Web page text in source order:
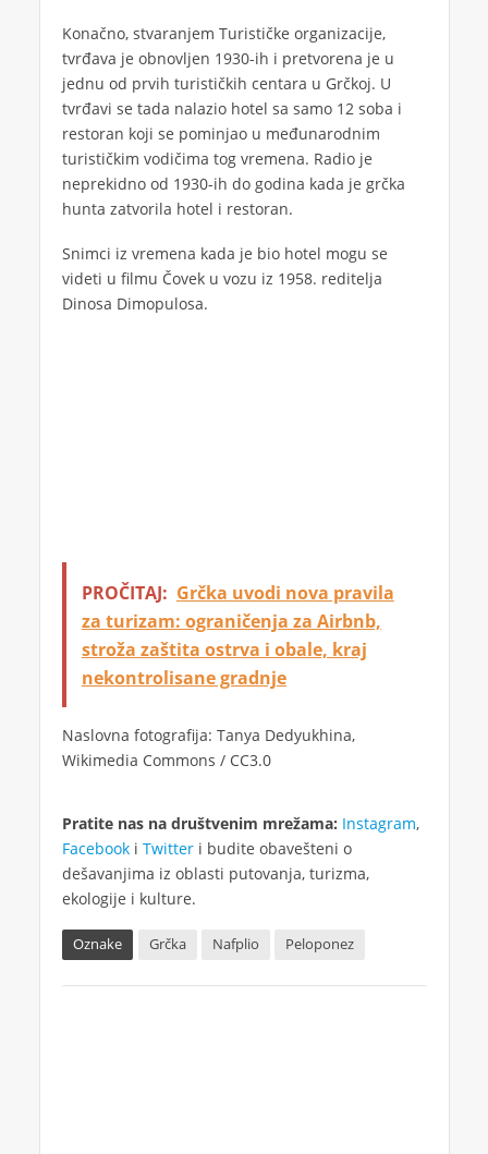
Konačno, stvaranjem Turističke organizacije,
tvrđava je obnovljen 1930-ih i pretvorena je u
jednu od prvih turističkih centara u Grčkoj. U
tvrđavi se tada nalazio hotel sa samo 12 soba i
restoran koji se pominjao u međunarodnim
turističkim vodičima tog vremena. Radio je
neprekidno od 1930-ih do godina kada je grčka
hunta zatvorila hotel i restoran.
Snimci iz vremena kada je bio hotel mogu se
videti u filmu Čovek u vozu iz 1958. reditelja
Dinosa Dimopulosa.
PROČITAJ: Grčka uvodi nova pravila
za turizam: ograničenja za Airbnb,
stroža zaštita ostrva i obale, kraj
nekontrolisane gradnje
Naslovna fotografija: Tanya Dedyukhina,
Wikimedia Commons / CC3.0
Pratite nas na društvenim mrežama: Instagram,
Facebooki Twitteri budite obavešteni o
dešavanjima iz oblasti putovanja, turizma,
ekologije i kulture.
Oznake Grčka Nafplio Peloponez